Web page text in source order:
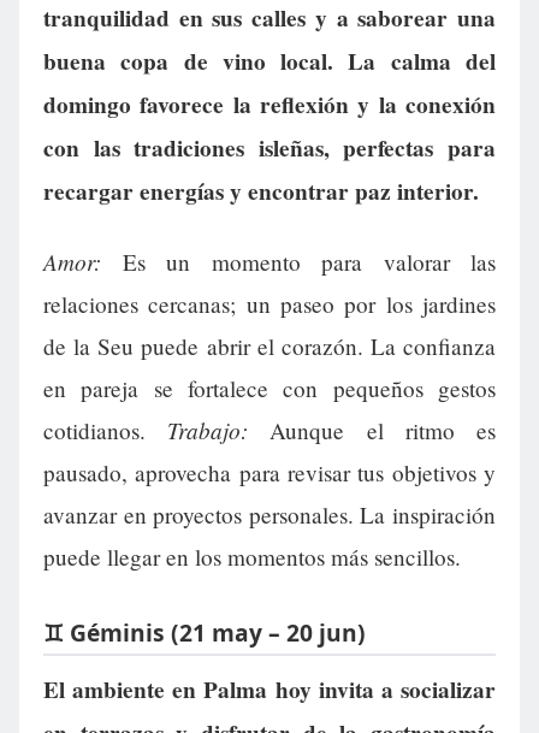
tranquilidad en sus calles y a saborear una
buena copa de vino local. La calma del
domingo favorece la reflexión y la conexión
con las tradiciones isleñas, perfectas para
recargar energías y encontrar paz interior.
Amor: Es un momento para valorar las
relaciones cercanas; un paseo por los jardines
de la Seu puede abrir el corazón. La confianza
en pareja se fortalece con pequeños gestos
cotidianos. Trabajo: Aunque el ritmo es
pausado, aprovecha para revisar tus objetivos y
avanzar en proyectos personales. La inspiración
puede llegar en los momentos más sencillos.
♊ Géminis (21 may – 20 jun)
El ambiente en Palma hoy invita a socializar